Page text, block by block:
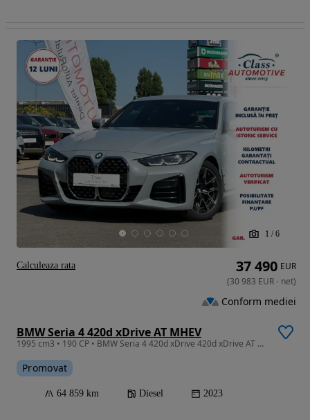
1 / 6
BMW Seria 4 420d xDrive AT MHEV
1995 cm3 • 190 CP • BMW Seria 4 420d xDrive 420d xDrive AT MHEV
Promovat
64 859 km Diesel 2023
37 490 EUR
(30 983 EUR- net)
Conform mediei
Calculeaza rata